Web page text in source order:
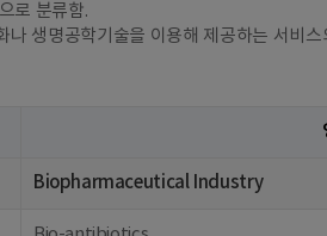
로 분류함.
나 생명공학기술을 이용해 제공하는 서비
Biopharmaceutical Industry